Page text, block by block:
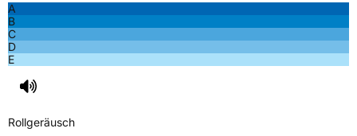
A
B
C
D
E
Rollgeräusch